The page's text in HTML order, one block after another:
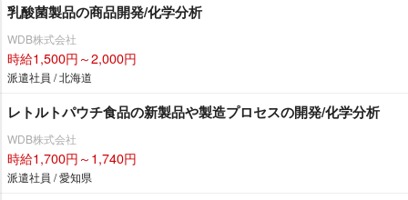
乳酸菌製品の商品開発/化学分析
WDB株式会社
時給1,500円～2,000円
派遣社員 / 北海道
レトルトパウチ食品の新製品や製造プロセスの開発/化学分析
WDB株式会社
時給1,700円～1,740円
派遣社員 / 愛知県